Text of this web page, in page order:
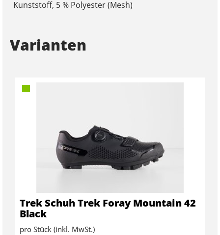
Kunststoff, 5 % Polyester (Mesh)
Varianten
Trek Schuh Trek Foray Mountain 42
Black
pro Stück (inkl. MwSt.)